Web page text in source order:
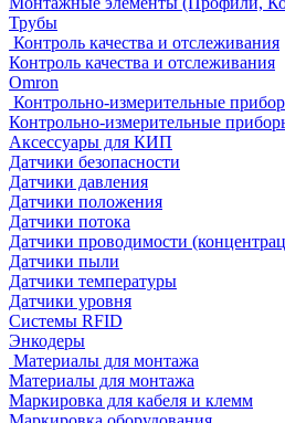
Трубы
Контроль качества и отслеживания
Контроль качества и отслеживания
Omron
Контрольно-измерительные
Контрольно-измерительные
Аксессуары для КИП
Датчики безопасности
Датчики давления
Датчики положения
Датчики потока
Датчики проводимости
Датчики пыли
Датчики температуры
Датчики уровня
Системы RFID
Энкодеры
Материалы для монтажа
Материалы для монтажа
Маркировка для кабеля и клемм